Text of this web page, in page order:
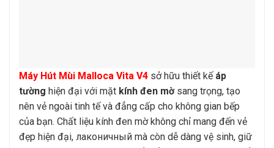
Máy Hút Mùi Malloca Vita V4 sở hữu thiết kế áp
tường hiện đại với mặt kính đen mờsang trọng, tạo
nên vẻ ngoài tinh tế và đẳng cấp cho không gian bếp
của bạn. Chất liệu kính đen mờ không chỉ mang đến vẻ
đẹp hiện đại, лаконичный mà còn dễ dàng vệ sinh, giữ